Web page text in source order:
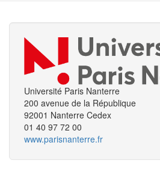
Université Paris Nanterre
200 avenue de la République
92001 Nanterre Cedex
01 40 97 72 00
www.parisnanterre.fr